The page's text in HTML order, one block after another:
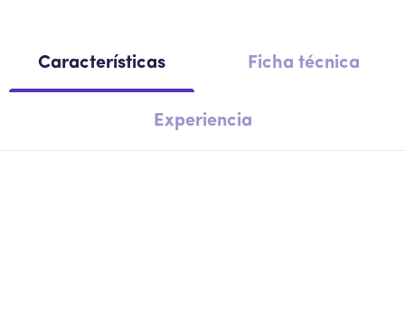
Características Ficha técnica
Experiencia